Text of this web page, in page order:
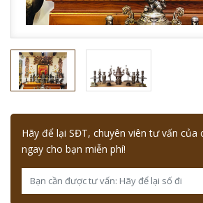
Hãy để lại SĐT, chuyên viên tư vấn của
ngay cho bạn miễn phí!